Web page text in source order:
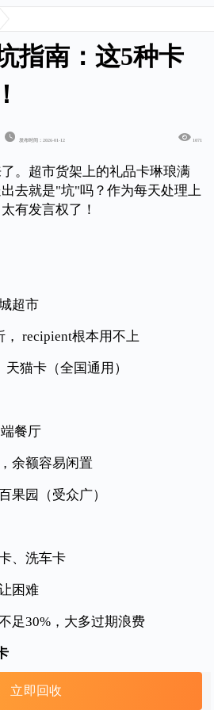
指南：这5种卡
发布时间：2026-01-12 1071
。超市货架上的礼品卡琳琅满
去就是"坑"吗？作为每天处理上
有发言权了！
超市
recipient根本用不上
猫卡（全国通用）
餐厅
余额容易闲置
果园（受众广）
、洗车卡
困难
足30%，大多过期浪费
名
立即回收